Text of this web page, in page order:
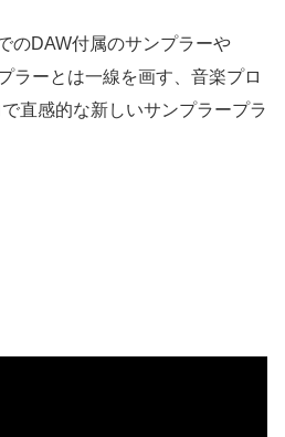
のDAW付属のサンプラーや
ラーとは一線を画す、音楽プロ
直感的な新しいサンプラープラ